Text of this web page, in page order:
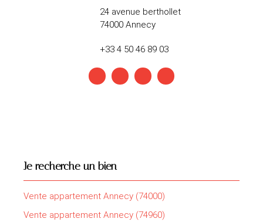
24 avenue berthollet
74000 Annecy
+33 4 50 46 89 03
Je recherche un bien
Vente appartement Annecy (74000)
Vente appartement Annecy (74960)